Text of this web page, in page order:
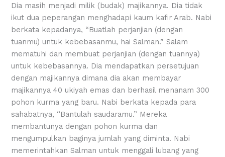
Dia masih menjadi milik (budak) majikannya. Dia tidak
ikut dua peperangan menghadapi kaum kafir Arab. Nabi
berkata kepadanya, “Buatlah perjanjian (dengan
tuanmu) untuk kebebasanmu, hai Salman.” Salam
mematuhi dan membuat perjanjian (dengan tuannya)
untuk kebebasannya. Dia mendapatkan persetujuan
dengan majikannya dimana dia akan membayar
majikannya 40 ukiyah emas dan berhasil menanam 300
pohon kurma yang baru. Nabi berkata kepada para
sahabatnya, “Bantulah saudaramu.” Mereka
membantunya dengan pohon kurma dan
mengumpulkan baginya jumlah yang diminta. Nabi
memerintahkan Salman untuk menggali lubang yang